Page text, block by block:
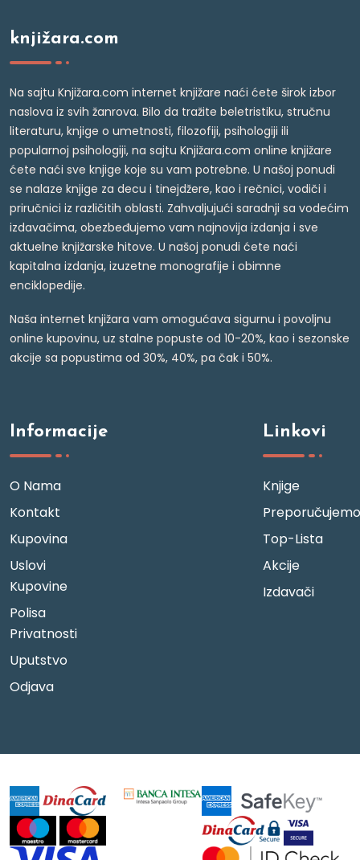
knjižara.com
Na sajtu Knjižara.com internet knjižare naći ćete širok izbor
naslova iz svih žanrova. Bilo da tražite beletristiku, stručnu
literaturu, knjige o umetnosti, filozofiji, psihologiji ili
popularnoj psihologiji, na sajtu Knjižara.com online knjižare
ćete naći sve knjige koje su vam potrebne. U našoj ponudi
se nalaze knjige za decu i tinejdžere, kao i rečnici, vodiči i
priručnici iz različitih oblasti. Zahvaljujući saradnji sa vodećim
izdavačima, obezbeđujemo vam najnovija izdanja i sve
aktuelne knjižarske hitove. U našoj ponudi ćete naći
kapitalna izdanja, izuzetne monografije i obimne
enciklopedije.
Naša internet knjižara vam omogućava sigurnu i povoljnu
online kupovinu, uz stalne popuste od 10-20%, kao i sezonske
akcije sa popustima od 30%, 40%, pa čak i 50%.
Informacije
O Nama
Kontakt
Kupovina
Uslovi
Kupovine
Polisa
Privatnosti
Uputstvo
Odjava
Linkovi
Knjige
Preporučujemo
Top-Lista
Akcije
Izdavači